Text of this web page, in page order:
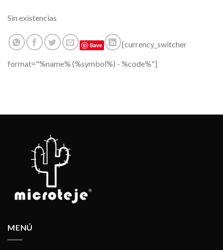
Sin existencias
Save [currency_switcher
format="%name% (%symbol%) - %code%"]
MENÚ